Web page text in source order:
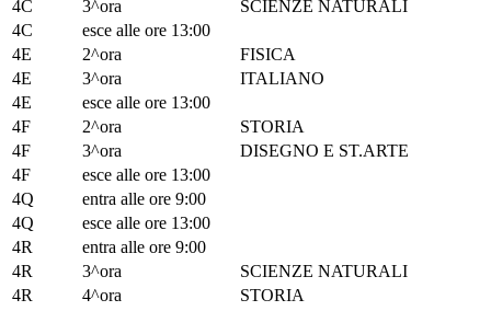
4C
3^ora
SCIENZE NATURALI
4C
esce alle ore 13:00
4E
2^ora
FISICA
4E
3^ora
ITALIANO
4E
esce alle ore 13:00
4F
2^ora
STORIA
4F
3^ora
DISEGNO E ST.ARTE
4F
esce alle ore 13:00
4Q
entra alle ore 9:00
4Q
esce alle ore 13:00
4R
entra alle ore 9:00
4R
3^ora
SCIENZE NATURALI
4R
4^ora
STORIA